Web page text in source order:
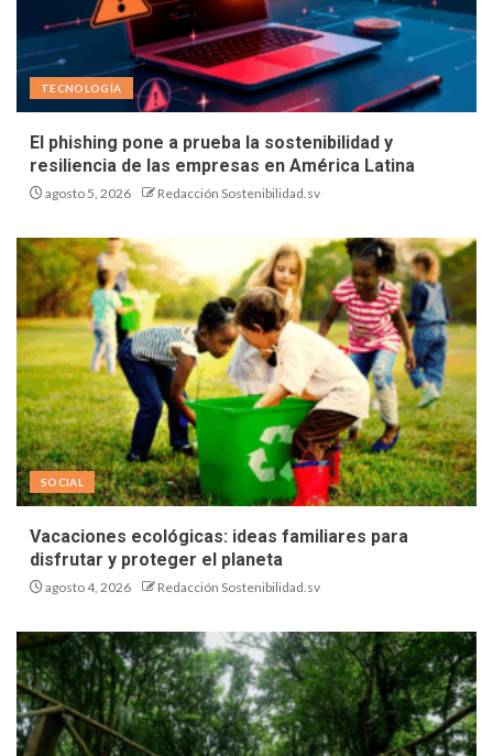
TECNOLOGÍA
El phishing pone a prueba la sostenibilidad y
resiliencia de las empresas en América Latina
agosto 5, 2026 Redacción Sostenibilidad.sv
SOCIAL
Vacaciones ecológicas: ideas familiares para
disfrutar y proteger el planeta
agosto 4, 2026 Redacción Sostenibilidad.sv